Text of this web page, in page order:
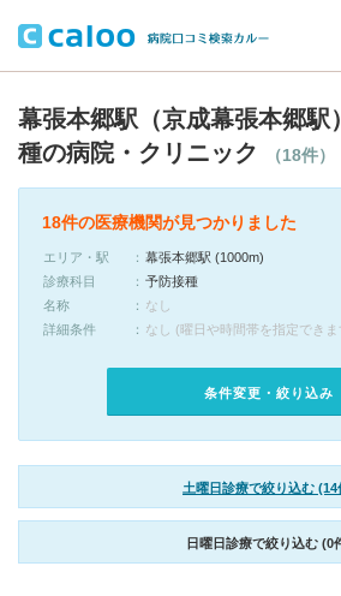
幕張本郷駅（京成幕張本郷駅
種の病院・クリニック
（18件）
18件の医療機関が見つかりました
エリア・駅
幕張本郷駅 (1000m)
診療科目
予防接種
名称
なし
詳細条件
なし (曜日や時間帯を指定できま
条件変更・絞り込み
土曜日診療で絞り込む (14
日曜日診療で絞り込む (0